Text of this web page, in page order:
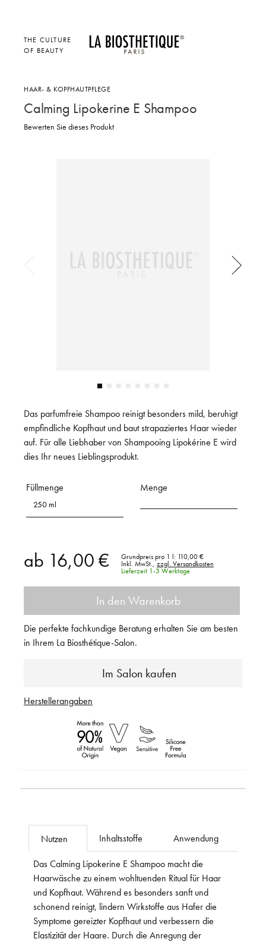
THE CULTURE
OF BEAUTY
HAAR- & KOPFHAUTPFLEGE
Calming Lipokerine E Shampoo
Bewerten Sie dieses Produkt
Das parfumfreie Shampoo reinigt besonders mild, beruhigt
empfindliche Kopfhaut und baut strapaziertes Haar wieder
auf. Für alle Liebhaber von Shampooing Lipokérine E wird
dies Ihr neues Lieblingsprodukt.
Füllmenge
250 ml
Menge
ab 16,00 € Grundpreis pro 1 l: 110,00 €
Inkl. MwSt.,
zzgl. Versandkosten
Lieferzeit 1-3 Werktage
In den Warenkorb
Im Salon kaufen
Die perfekte fachkundige Beratung erhalten Sie am besten
in Ihrem La Biosthétique-Salon.
Herstellerangaben
Nutzen Inhaltsstoffe Anwendung
Das Calming Lipokerine E Shampoo macht die
Haarwäsche zu einem wohltuenden Ritual für Haar
und Kopfhaut. Während es besonders sanft und
schonend reinigt, lindern Wirkstoffe aus Hafer die
Symptome gereizter Kopfhaut und verbessern die
Elastizität der Haare. Durch die Anregung der